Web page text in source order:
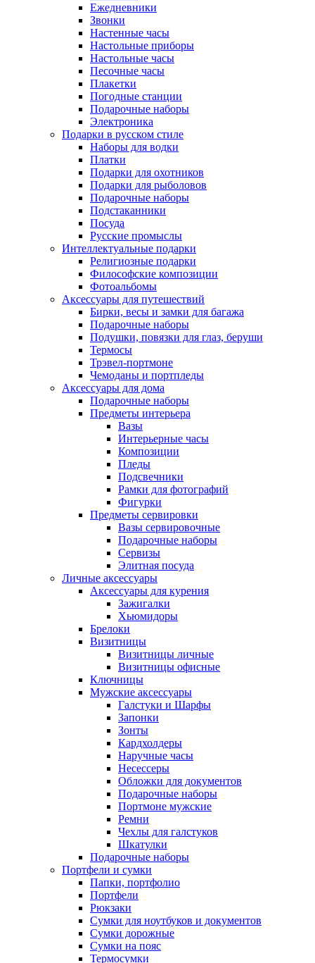
Ежедневники
Звонки
Настенные часы
Настольные приборы
Настольные часы
Песочные часы
Плакетки
Погодные станции
Подарочные наборы
Электроника
Подарки в русском стиле
Наборы для водки
Платки
Подарки для охотников
Подарки для рыболовов
Подарочные наборы
Подстаканники
Посуда
Русские промыслы
Интеллектуальные подарки
Религиозные подарки
Философские композиции
Фотоальбомы
Аксессуары для путешествий
Бирки, весы и замки для багажа
Подарочные наборы
Подушки, повязки для глаз, беруши
Термосы
Трэвел-портмоне
Чемоданы и портпледы
Аксессуары для дома
Подарочные наборы
Предметы интерьера
Вазы
Интерьерные часы
Композиции
Пледы
Подсвечники
Рамки для фотографий
Фигурки
Предметы сервировки
Вазы сервировочные
Подарочные наборы
Сервизы
Элитная посуда
Личные аксессуары
Аксессуары для курения
Зажигалки
Хьюмидоры
Брелоки
Визитницы
Визитницы личные
Визитницы офисные
Ключницы
Мужские аксессуары
Галстуки и Шарфы
Запонки
Зонты
Кардхолдеры
Наручные часы
Несессеры
Обложки для документов
Подарочные наборы
Портмоне мужские
Ремни
Чехлы для галстуков
Шкатулки
Подарочные наборы
Портфели и сумки
Папки, портфолио
Портфели
Рюкзаки
Сумки для ноутбуков и документов
Сумки дорожные
Сумки на пояс
Термосумки